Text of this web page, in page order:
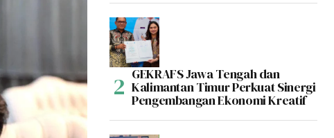
GEKRAFS Jawa Tengah dan
Kalimantan Timur Perkuat Sinergi
Pengembangan Ekonomi Kreatif